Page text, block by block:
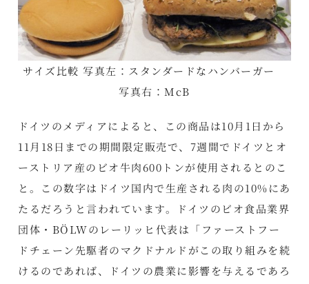
サイズ比較 写真左：スタンダードなハンバーガー
写真右：McB
ドイツのメディアによると、この商品は10月1日から
11月18日までの期間限定販売で、7週間でドイツとオ
ーストリア産のビオ牛肉600トンが使用されるとのこ
と。この数字はドイツ国内で生産される肉の10%にあ
たるだろうと言われています。ドイツのビオ食品業界
団体・BÖLWのレーリッヒ代表は「ファーストフー
ドチェーン先駆者のマクドナルドがこの取り組みを続
けるのであれば、ドイツの農業に影響を与えるであろ